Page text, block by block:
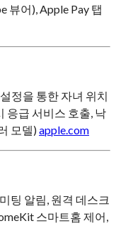
뷰어), Apple Pay 탭
정을 통한 자녀 위치
응급 서비스 호출, 낙
모델)apple.com
팅 알림, 원격 데스크
스마트홈 제어,